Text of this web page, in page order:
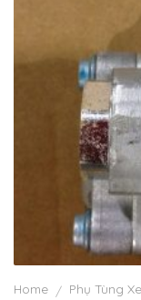
Home / Phụ Tùng Xe